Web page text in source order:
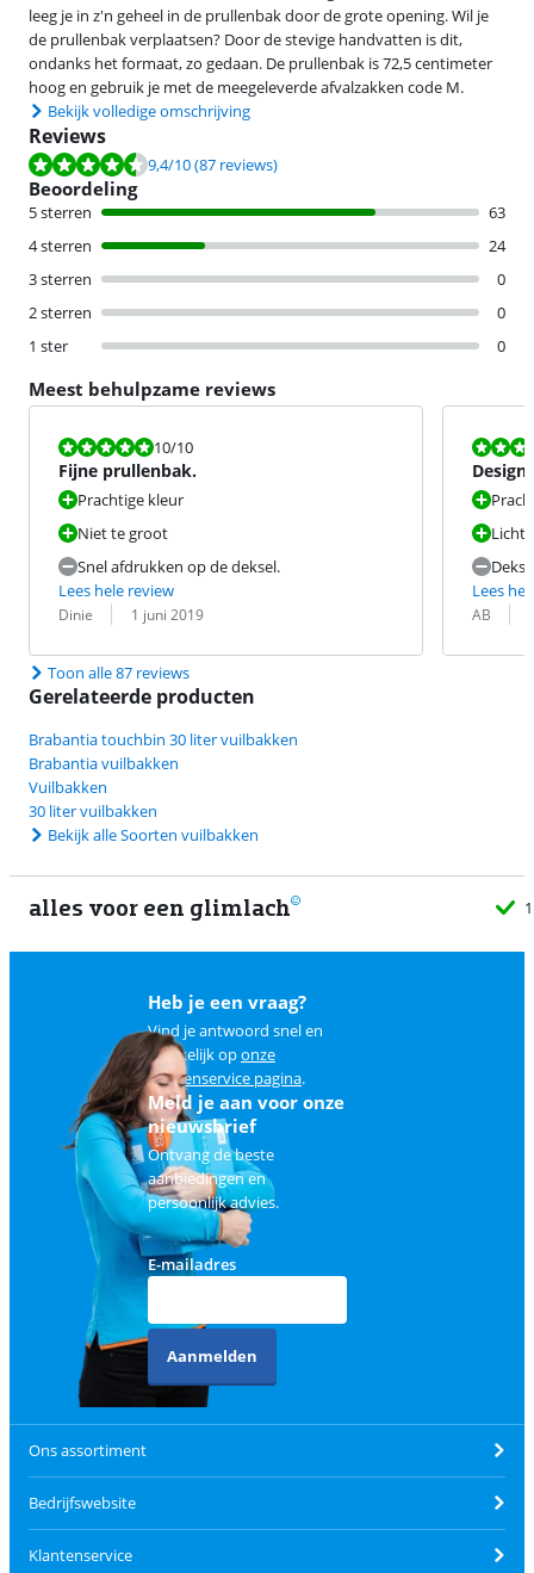
leeg je in z'n geheel in de prullenbak door de grote opening. Wil je
de prullenbak verplaatsen? Door de stevige handvatten is dit,
ondanks het formaat, zo gedaan. De prullenbak is 72,5 centimeter
hoog en gebruik je met de meegeleverde afvalzakken code M.
Bekijk volledige omschrijving
Reviews
Beoordeling is 9,4 van de 10, gebaseerd op 87 reviews.
9,4/10(87 reviews)
Beoordeling
5 sterren
63
4 sterren
24
3 sterren
0
2 sterren
0
1 ster
0
Meest behulpzame reviews
Beoordeling is 10 van de 10.
10/10
Fijne prullenbak.
Prachtige kleur
Niet te groot
Snel afdrukken op de deksel.
Lees hele review
Beoordeling door:
Dinie
Datum: 1 juni 2019
Licht,
Lees
AB
Datum:
Toon alle 87 reviews
Gerelateerde producten
Brabantia touchbin 30 liter vuilbakken
Brabantia vuilbakken
Vuilbakken
30 liter vuilbakken
Bekijk alle Soorten vuilbakken
alles voor een glimlach
Heb je een vraag?
Vind je antwoord snel en
makkelijk oponze
klantenservice pagina.
Meld je aan voor onze
nieuwsbrief
Ontvang de beste
aanbiedingen en
persoonlijk advies.
E-mailadres
Aanmelden
Ons assortiment
Bedrijfswebsite
Klantenservice